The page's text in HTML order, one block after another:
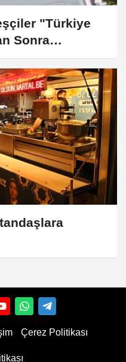
"Türkiye
Sonra
Attı
Çerez Politikası